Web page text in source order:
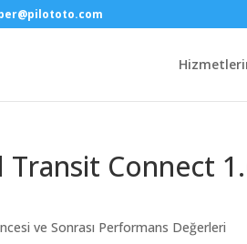
Transit Connect
ve Sonrası Performans Değerleri